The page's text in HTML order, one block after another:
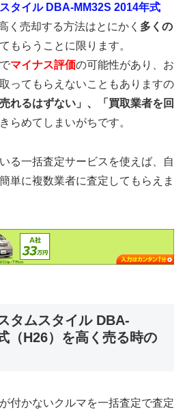
タイル DBA-MM32S 2014年式
く売却する方法はとにかく 多くの
もらうことに限ります。
マイナス評価の可能性があり、お
ってもらえないこともありますの
れるはずない」、「買取業者を回
らめてしまいがちです。
る一括査定サービスを使えば、自
単に複数業者に査定してもらえま
タムスタイル DBA-
（H26）を高く売る時の
付かないクルマを一括査定で査定